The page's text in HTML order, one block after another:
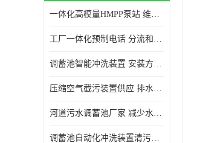
一体化高模量HMPP泵站 维护方便 实现远距离输送
工厂一体化预制电话 分流和调节 可以截留固体废物
调蓄池智能冲洗装置 安装方便 多种喷洒模式
压缩空气截污装置供应 排水功能 控制地下水位的升降
河道污水调蓄池厂家 减少水污染 防止异味和污染
调蓄池自动化冲洗装置清污装置 维护方便 节约水资源